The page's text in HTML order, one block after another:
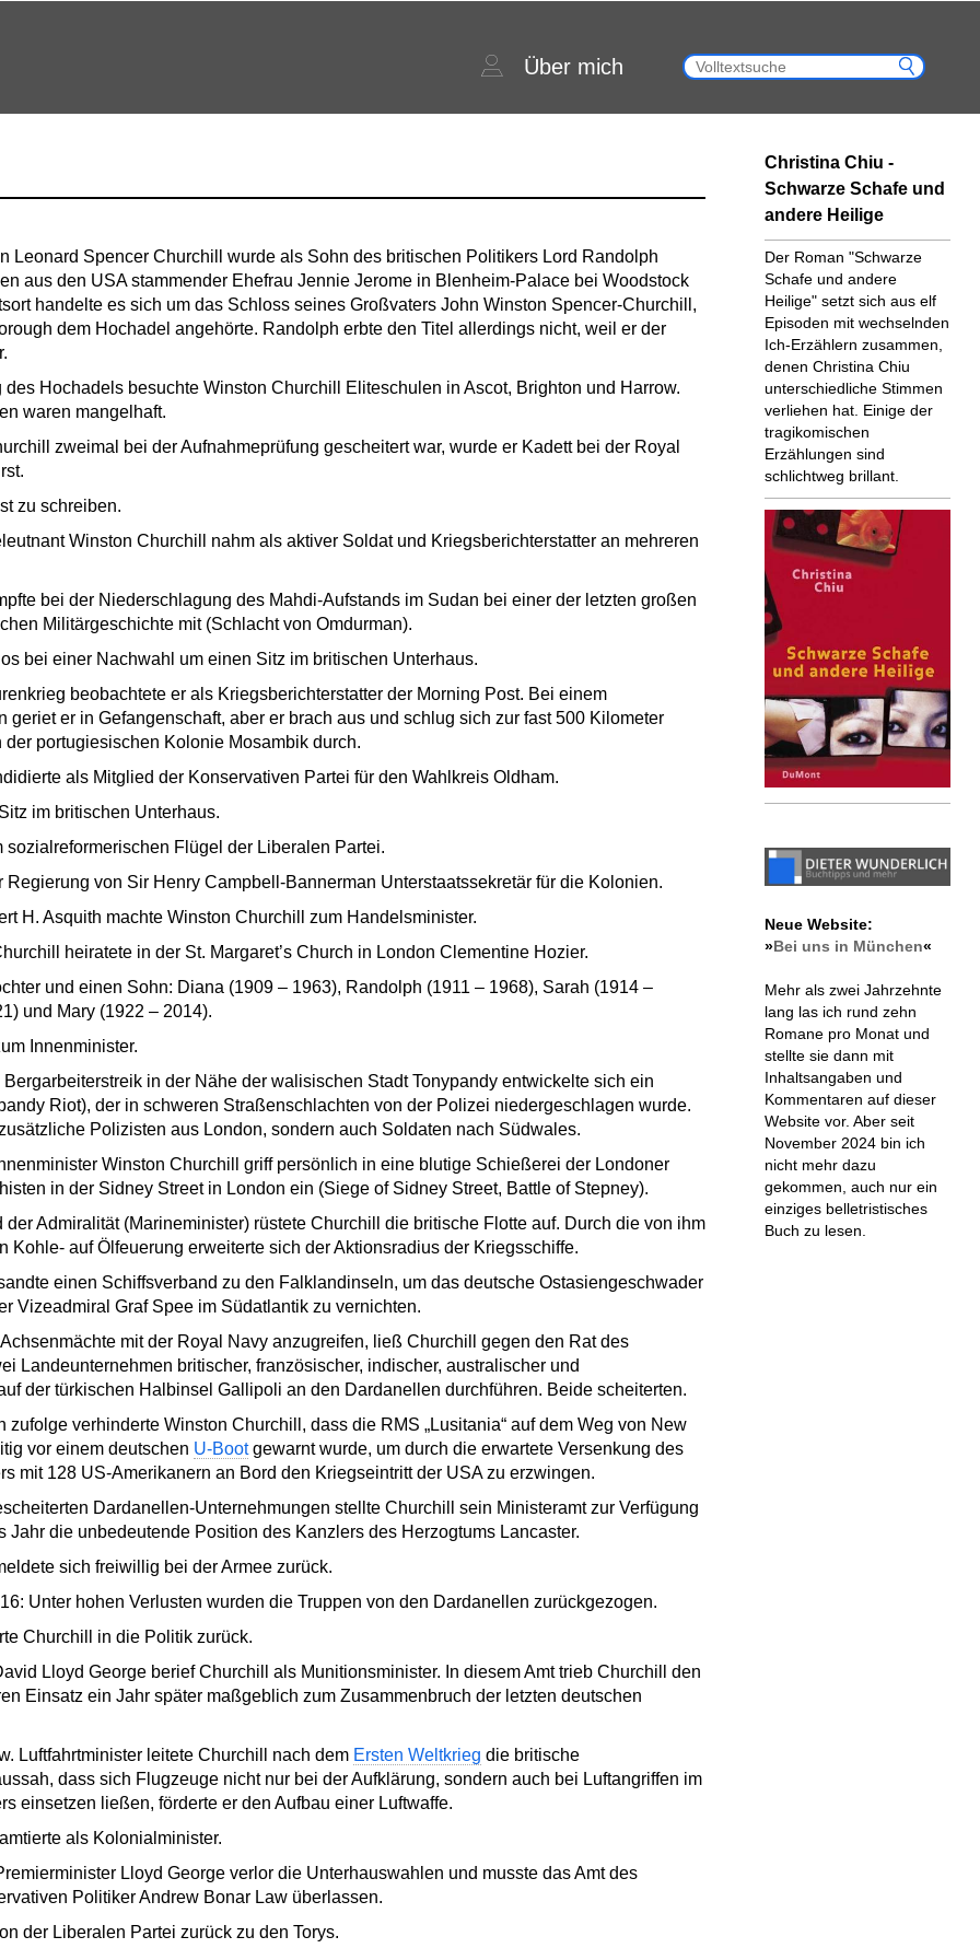
Über mich
Leonard Spencer Churchill wurde als Sohn des britischen Politikers Lord Randolph
aus den USA stammender Ehefrau Jennie Jerome in Blenheim-Palace bei Woodstock
handelte es sich um das Schloss seines Großvaters John Winston Spencer-Churchill,
dem Hochadel angehörte. Randolph erbte den Titel allerdings nicht, weil er der
Hochadels besuchte Winston Churchill Eliteschulen in Ascot, Brighton und Harrow.
waren mangelhaft.
zweimal bei der Aufnahmeprüfung gescheitert war, wurde er Kadett bei der Royal
zu schreiben.
Winston Churchill nahm als aktiver Soldat und Kriegsberichterstatter an mehreren
bei der Niederschlagung des Mahdi-Aufstands im Sudan bei einer der letzten großen
Militärgeschichte mit (Schlacht von Omdurman).
bei einer Nachwahl um einen Sitz im britischen Unterhaus.
beobachtete er als Kriegsberichterstatter der Morning Post. Bei einem
geriet er in Gefangenschaft, aber er brach aus und schlug sich zur fast 500 Kilometer
portugiesischen Kolonie Mosambik durch.
als Mitglied der Konservativen Partei für den Wahlkreis Oldham.
im britischen Unterhaus.
sozialreformerischen Flügel der Liberalen Partei.
von Sir Henry Campbell-Bannerman Unterstaatssekretär für die Kolonien.
H. Asquith machte Winston Churchill zum Handelsminister.
heiratete in der St. Margaret’s Church in London Clementine Hozier.
und einen Sohn: Diana (1909 – 1963), Randolph (1911 – 1968), Sarah (1914 –
und Mary (1922 – 2014).
Innenminister.
in der Nähe der walisischen Stadt Tonypandy entwickelte sich ein
Riot), der in schweren Straßenschlachten von der Polizei niedergeschlagen wurde.
Polizisten aus London, sondern auch Soldaten nach Südwales.
Winston Churchill griff persönlich in eine blutige Schießerei der Londoner
in der Sidney Street in London ein (Siege of Sidney Street, Battle of Stepney).
der Admiralität (Marineminister) rüstete Churchill die britische Flotte auf. Durch die von ihm
Kohle- auf Ölfeuerung erweiterte sich der Aktionsradius der Kriegsschiffe.
einen Schiffsverband zu den Falklandinseln, um das deutsche Ostasiengeschwader
Vizeadmiral Graf Spee im Südatlantik zu vernichten.
mit der Royal Navy anzugreifen, ließ Churchill gegen den Rat des
Landeunternehmen britischer, französischer, indischer, australischer und
der türkischen Halbinsel Gallipoli an den Dardanellen durchführen. Beide scheiterten.
zufolge verhinderte Winston Churchill, dass die RMS „Lusitania“ auf dem Weg von New
vor einem deutschen U-Bootgewarnt wurde, um durch die erwartete Versenkung des
mit 128 US-Amerikanern an Bord den Kriegseintritt der USA zu erzwingen.
Dardanellen-Unternehmungen stellte Churchill sein Ministeramt zur Verfügung
Jahr die unbedeutende Position des Kanzlers des Herzogtums Lancaster.
sich freiwillig bei der Armee zurück.
Unter hohen Verlusten wurden die Truppen von den Dardanellen zurückgezogen.
Churchill in die Politik zurück.
Lloyd George berief Churchill als Munitionsminister. In diesem Amt trieb Churchill den
Einsatz ein Jahr später maßgeblich zum Zusammenbruch der letzten deutschen
Luftfahrtminister leitete Churchill nach dem Ersten Weltkrieg die britische
dass sich Flugzeuge nicht nur bei der Aufklärung, sondern auch bei Luftangriffen im
einsetzen ließen, förderte er den Aufbau einer Luftwaffe.
als Kolonialminister.
Lloyd George verlor die Unterhauswahlen und musste das Amt des
Politiker Andrew Bonar Law überlassen.
der Liberalen Partei zurück zu den Torys.
Christina Chiu -
Schwarze Schafe und
andere Heilige
Der Roman "Schwarze
Schafe und andere
Heilige" setzt sich aus elf
Episoden mit wechselnden
Ich-Erzählern zusammen,
denen Christina Chiu
unterschiedliche Stimmen
verliehen hat. Einige der
tragikomischen
Erzählungen sind
schlichtweg brillant.
Neue Website:
»Bei uns in München«
Mehr als zwei Jahrzehnte
lang las ich rund zehn
Romane pro Monat und
stellte sie dann mit
Inhaltsangaben und
Kommentaren auf dieser
Website vor. Aber seit
November 2024 bin ich
nicht mehr dazu
gekommen, auch nur ein
einziges belletristisches
Buch zu lesen.